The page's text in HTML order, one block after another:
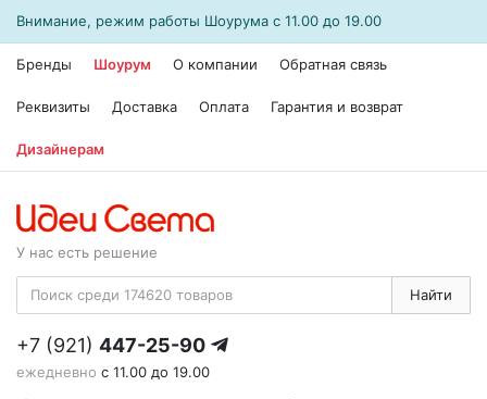
Внимание, режим работы Шоурума с 11.00 до 19.00
Бренды Шоурум О компании Обратная связь
Реквизиты Доставка Оплата Гарантия и возврат
Дизайнерам
У нас есть решение
Найти
+7 (921) 447-25-90
ежедневно с 11.00 до 19.00